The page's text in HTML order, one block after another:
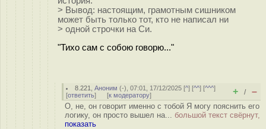
> Вывод: настоящим, грамотным сишником
может быть только тот, кто не написал ни
> одной строчки на Си.
"Тихо сам с собою говорю..."
8.221 ,Аноним (-), 07:01, 17/12/2025 [^] [^^] [^^^]
[ответить] [к модератору] + / –
О, не, он говорит именно с тобой Я могу пояснить его
логику, он просто вышел на... большой текст свёрнут,
показать